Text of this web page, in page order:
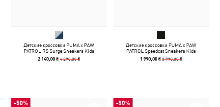
Детские кроссовки PUMA x PAW
PATROL RS Surge Sneakers Kids
2 140,00 ₴4 290,00 ₴
Детские кроссовки PUMA x PAW
PATROL Speedcat Sneakers Kids
1 990,00 ₴3 990,00 ₴
-50% -50%